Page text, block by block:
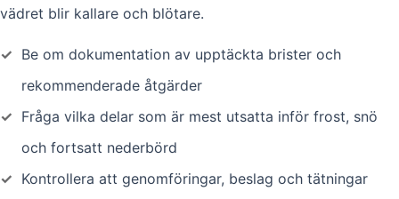
vädret blir kallare och blötare.
✓ Be om dokumentation av upptäckta brister och
rekommenderade åtgärder
✓ Fråga vilka delar som är mest utsatta inför frost, snö
och fortsatt nederbörd
✓ Kontrollera att genomföringar, beslag och tätningar